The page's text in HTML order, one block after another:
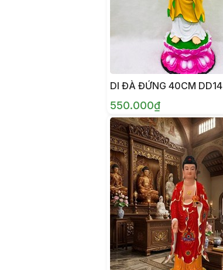
DI ĐÀ ĐỨNG 40CM DD14
550.000₫